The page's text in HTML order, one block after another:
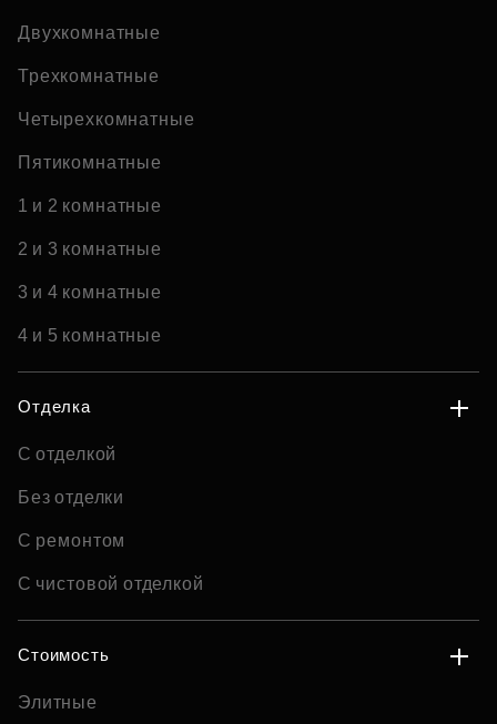
Двухкомнатные
Трехкомнатные
Четырехкомнатные
Пятикомнатные
1 и 2 комнатные
2 и 3 комнатные
3 и 4 комнатные
4 и 5 комнатные
Отделка
С отделкой
Без отделки
С ремонтом
С чистовой отделкой
Стоимость
Элитные